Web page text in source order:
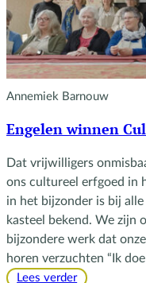
Annemiek Barnouw
Engelen winnen
Dat vrijwilligers
ons cultureel erfgoed in
in het bijzonder is bij
kasteel bekend. We zijn
bijzondere werk dat
horen verzuchten “Ik
Lees verder: